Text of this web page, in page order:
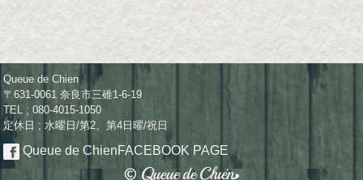
Queue de Chien
〒631-0061 奈良市三碓1-6-19
TEL ; 080-4015-1050
定休日 ; 水曜日/第2、第4日曜/祝日
Queue de ChienFACEBOOK PAGE